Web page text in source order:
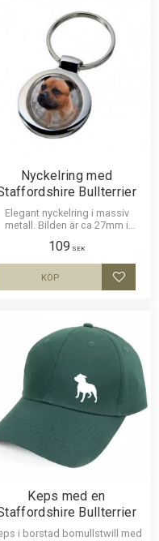
Nyckelring med
Bullterrier
Elegant nyckelring i massiv
metall. Bilden är ca 27mm i
hållbar och ge ett intryck av
djup i bilden.
109 SEK
Lägg
KÖP
Keps med en
Bullterrier
i borstad bomullstwill med